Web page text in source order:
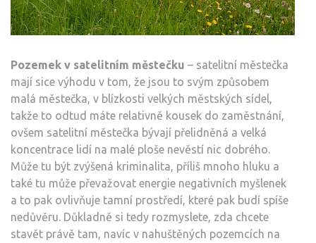
Pozemek v satelitním městečku – satelitní městečka
mají sice výhodu v tom, že jsou to svým způsobem
malá městečka, v blízkosti velkých městských sídel,
takže to odtud máte relativně kousek do zaměstnání,
ovšem satelitní městečka bývají přelidněná a velká
koncentrace lidí na malé ploše nevěstí nic dobrého.
Může tu být zvýšená kriminalita, příliš mnoho hluku a
také tu může převažovat energie negativních myšlenek
a to pak ovlivňuje tamní prostředí, které pak budí spíše
nedůvěru. Důkladně si tedy rozmyslete, zda chcete
stavět právě tam, navíc v nahuštěných pozemcích na